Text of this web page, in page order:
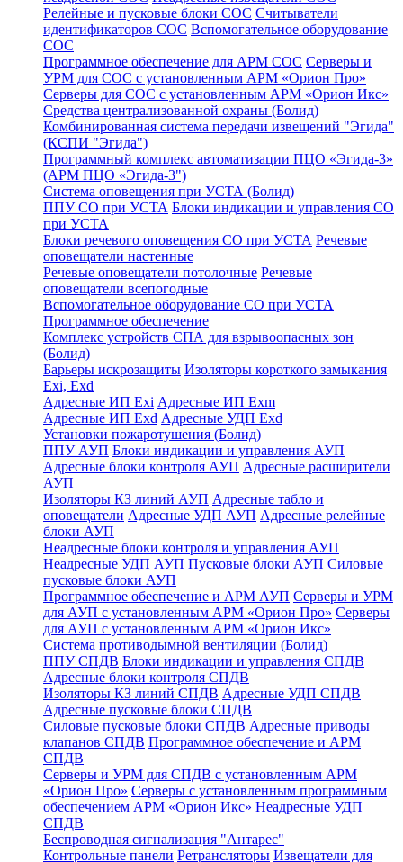
Релейные и пусковые блоки СОС Считыватели
идентификаторов СОС Вспомогательное оборудование
СОС
Программное обеспечение для АРМ СОС Серверы и
УРМ для СОС с установленным АРМ «Орион Про»
Серверы для СОС с установленным АРМ «Орион Икс»
Средства централизованной охраны (Болид)
Комбинированная система передачи извещений "Эгида"
(КСПИ "Эгида")
Программный комплекс автоматизации ПЦО «Эгида-3»
(АРМ ПЦО «Эгида-3")
Система оповещения при УСТА (Болид)
ППУ СО при УСТА Блоки индикации и управления СО
при УСТА
Блоки речевого оповещения СО при УСТА Речевые
оповещатели настенные
Речевые оповещатели потолочные Речевые
оповещатели всепогодные
Вспомогательное оборудование СО при УСТА
Программное обеспечение
Комплекс устройств СПА для взрывоопасных зон
(Болид)
Барьеры искрозащиты Изоляторы короткого замыкания
Exi, Exd
Адресные ИП Exi Адресные ИП Exm
Адресные ИП Exd Адресные УДП Exd
Установки пожаротушения (Болид)
ППУ АУП Блоки индикации и управления АУП
Адресные блоки контроля АУП Адресные расширители
АУП
Изоляторы КЗ линий АУП Адресные табло и
оповещатели Адресные УДП АУП Адресные релейные
блоки АУП
Неадресные блоки контроля и управления АУП
Неадресные УДП АУП Пусковые блоки АУП Силовые
пусковые блоки АУП
Программное обеспечение и АРМ АУП Серверы и УРМ
для АУП с установленным АРМ «Орион Про» Серверы
для АУП с установленным АРМ «Орион Икс»
Система противодымной вентиляции (Болид)
ППУ СПДВ Блоки индикации и управления СПДВ
Адресные блоки контроля СПДВ
Изоляторы КЗ линий СПДВ Адресные УДП СПДВ
Адресные пусковые блоки СПДВ
Силовые пусковые блоки СПДВ Адресные приводы
клапанов СПДВ Программное обеспечение и АРМ
СПДВ
Серверы и УРМ для СПДВ с установленным АРМ
«Орион Про» Серверы с установленным программным
обеспечением АРМ «Орион Икс» Неадресные УДП
СПДВ
Беспроводная сигнализация "Антарес"
Контрольные панели Ретрансляторы Извещатели для